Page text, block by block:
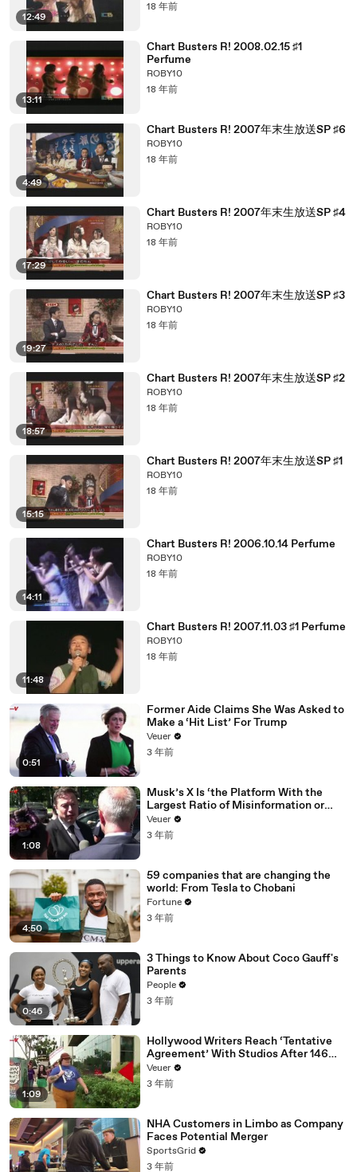
12:49
18 年前
13:11
Chart Busters R! 2008.02.15 ♯1
Perfume
ROBY10
18 年前
4:49
Chart Busters R! 2007年末生放送SP ♯6
ROBY10
18 年前
17:29
Chart Busters R! 2007年末生放送SP ♯4
ROBY10
18 年前
19:27
Chart Busters R! 2007年末生放送SP ♯3
ROBY10
18 年前
18:57
Chart Busters R! 2007年末生放送SP ♯2
ROBY10
18 年前
15:15
Chart Busters R! 2007年末生放送SP ♯1
ROBY10
18 年前
14:11
Chart Busters R! 2006.10.14 Perfume
ROBY10
18 年前
11:48
Chart Busters R! 2007.11.03 ♯1 Perfume
ROBY10
18 年前
0:51
Former Aide Claims She Was Asked to
Make a ‘Hit List’ For Trump
Veuer
3 年前
1:08
Musk’s X Is ‘the Platform With the
Largest Ratio of Misinformation or
Disinformation’ Amongst All Social
Media Platforms
Veuer
3 年前
4:50
59 companies that are changing the
world: From Tesla to Chobani
Fortune
3 年前
0:46
3 Things to Know About Coco Gauff's
Parents
People
3 年前
1:09
Hollywood Writers Reach ‘Tentative
Agreement’ With Studios After 146
Day Strike
Veuer
3 年前
NHA Customers in Limbo as Company
Faces Potential Merger
SportsGrid
3 年前